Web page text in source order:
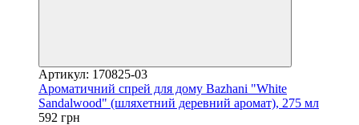
Артикул: 170825-03
Ароматичний спрей для дому Bazhani "White
Sandalwood" (шляхетний деревний аромат), 275 мл
592 грн